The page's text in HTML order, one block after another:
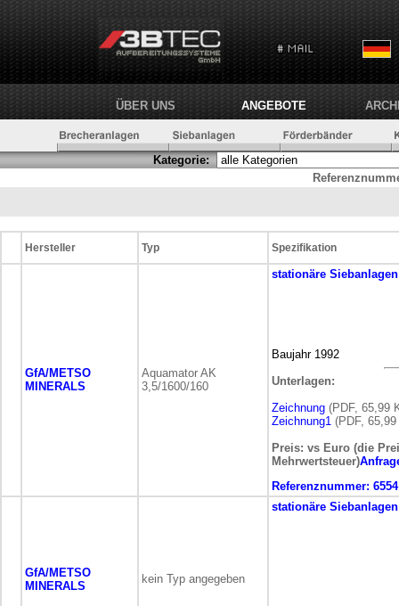
ÜBER UNS ANGEBOTE
Kategorie:
Hersteller Typ Spezifikation
GfA/METSO
MINERALS
Aquamator AK
3,5/1600/160
stationäre Siebanlagen
Baujahr 1992
Unterlagen:
Zeichnung (PDF, 65,99
Zeichnung1 (PDF, 65,99
Preis: vs Euro (die
Mehrwertsteuer)
Referenznummer: 6554
GfA/METSO
MINERALS
kein Typ angegeben
stationäre Siebanlagen